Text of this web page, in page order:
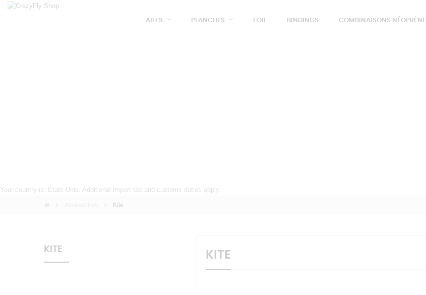
AILES PLANCHES FOIL BINDINGS COMBINAISONS NÉOPRÈNE
Your country is: États-Unis. Additional import tax and customs duties apply.
Kite
KITE KITE